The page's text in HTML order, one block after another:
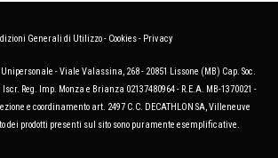
Generali di Utilizzo- Cookies- Privacy
Unipersonale - Viale Valassina, 268 - 20851 Lissone (MB) Cap. Soc.
Iscr. Reg. Imp. Monza e Brianza 02137480964 - R.E.A. MB-1370021 -
e coordinamento art. 2497 C.C. DECATHLON SA, Villeneuve
dei prodotti presenti sul sito sono puramente esemplificative.